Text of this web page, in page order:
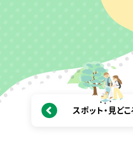
スポット・見どこ